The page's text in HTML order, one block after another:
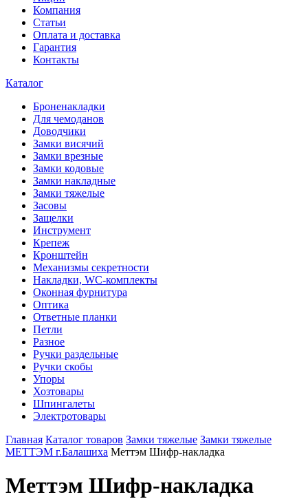
Компания
Статьи
Оплата и доставка
Гарантия
Контакты
Каталог
Броненакладки
Для чемоданов
Доводчики
Замки висячий
Замки врезные
Замки кодовые
Замки накладные
Замки тяжелые
Засовы
Защелки
Инструмент
Крепеж
Кронштейн
Механизмы секретности
Накладки, WC-комплекты
Оконная фурнитура
Оптика
Ответные планки
Петли
Разное
Ручки раздельные
Ручки скобы
Упоры
Хозтовары
Шпингалеты
Электротовары
Главная Каталог товаров Замки тяжелые Замки тяжелые
МЕТТЭМ г.Балашиха Меттэм Шифр-накладка
Меттэм Шифр-накладка